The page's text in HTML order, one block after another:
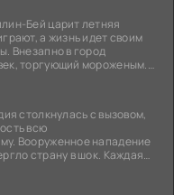
Бей царит летняя
а жизнь идет своим
Внезапно в город
торгующий мороженым.
столкнулась с вызовом,
всю
Вооруженное нападение
страну в шок. Каждая